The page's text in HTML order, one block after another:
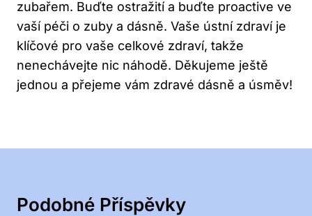
zubařem. Buďte ostražití a buďte proactive ve
vaší péči o zuby a dásně. Vaše ústní zdraví je
klíčové pro vaše celkové zdraví, takže
nenechávejte nic náhodě. Děkujeme ještě
jednou a přejeme vám zdravé dásně a úsměv!
Podobné Příspěvky